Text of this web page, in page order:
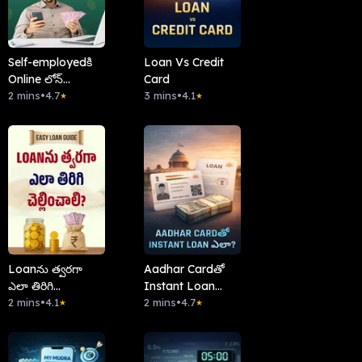
Self-employedకి
Online లోన్
Options
2 mins•4.7★
Loan Vs Credit
Card
3 mins•4.1★
Loanను త్వరగా
ఎలా తిరిగి
చెల్లించాలి?
2 mins•4.1★
Aadhar Cardతో
Instant Loan
ఎలా?
2 mins•4.7★